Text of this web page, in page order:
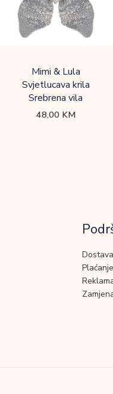
Mimi & Lula
Svjetlucava krila
Srebrena vila
48,00 KM
Dostava
Plaćanje